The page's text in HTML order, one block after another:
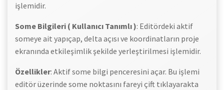
işlemidir.
Some Bilgileri ( Kullanıcı Tanımlı ): Editördeki aktif
someye ait yapıçap, delta açısı ve koordinatların proje
ekranında etkileşimlik şekilde yerleştirilmesi işlemidir.
Özellikler: Aktif some bilgi penceresini açar. Bu işlemi
editör üzerinde some noktasını fareyi çift tıklayarakta